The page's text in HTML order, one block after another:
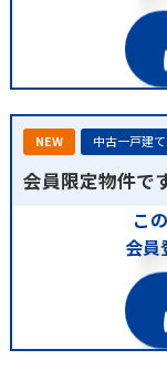
NEW 中古一戸建て
会員限定物件で
こ
会員